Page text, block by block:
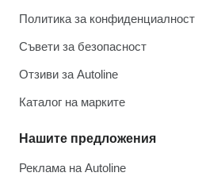
Политика за конфиденциалност
Съвети за безопасност
Отзиви за Autoline
Каталог на марките
Нашите предложения
Реклама на Autoline